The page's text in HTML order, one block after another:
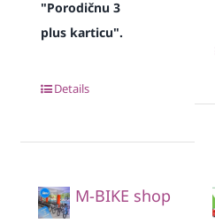
"Porodičnu 3
plus karticu".
Details
M-BIKE shop